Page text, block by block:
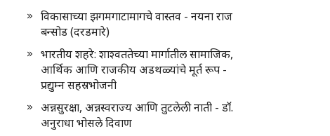
विकासाच्या झगमगाटामागचे वास्तव - नयना राज
बन्सोड (दरडमारे)
भारतीय शहरे: शाश्वततेच्या मार्गातील सामाजिक,
आर्थिक आणि राजकीय अडथळ्यांचे मूर्त रूप -
प्रद्युम्न सहस्रभोजनी
अन्नसुरक्षा, अन्नस्वराज्य आणि तुटलेली नाती - डॉ.
अनुराधा भोसले दिवाण